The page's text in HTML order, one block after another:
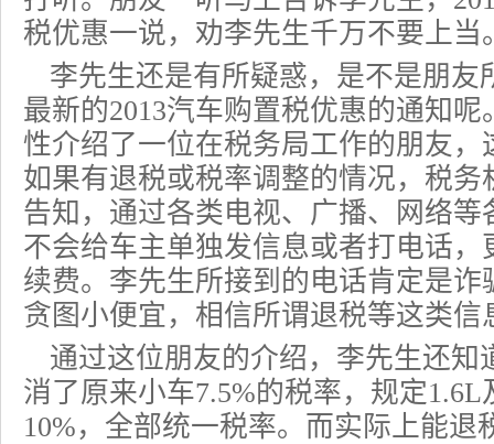
税优惠一说，劝李先生千万不要上当
李先生还是有所疑惑，是不是朋友
最新的2013汽车购置税优惠的通知呢
性介绍了一位在税务局工作的朋友
如果有退税或税率调整的情况，税
告知，通过各类电视、广播、网络
不会给车主单独发信息或者打电话
续费。李先生所接到的电话肯定是
贪图小便宜，相信所谓退税等这类信
通过这位朋友的介绍，李先生还知
消了原来小车7.5%的税率，规定
10%，全部统一税率。而实际上能退